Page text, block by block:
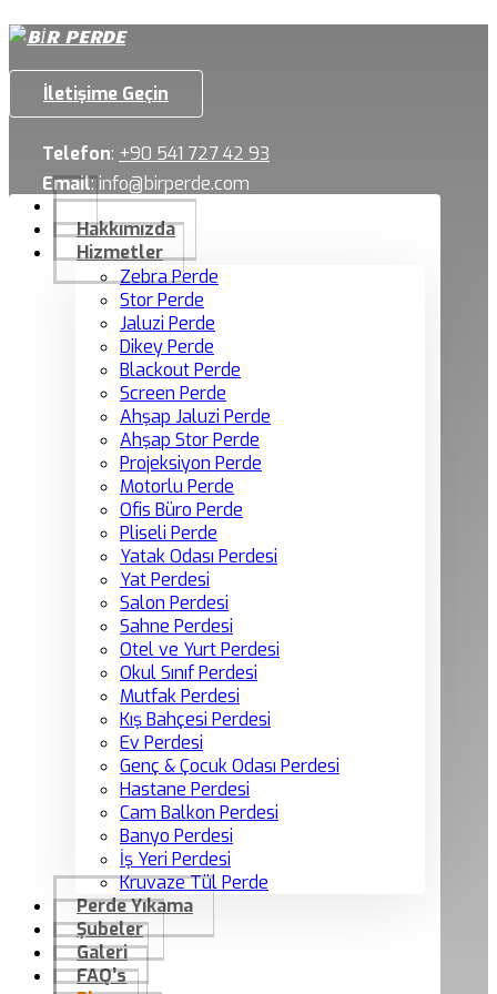
İletişime Geçin
Telefon: +90 541 727 42 93
Email:info@birperde.com
Hakkımızda
Hizmetler
Zebra Perde
Stor Perde
Jaluzi Perde
Dikey Perde
Blackout Perde
Screen Perde
Ahşap Jaluzi Perde
Ahşap Stor Perde
Projeksiyon Perde
Motorlu Perde
Ofis Büro Perde
Pliseli Perde
Yatak Odası Perdesi
Yat Perdesi
Salon Perdesi
Sahne Perdesi
Otel ve Yurt Perdesi
Okul Sınıf Perdesi
Mutfak Perdesi
Kış Bahçesi Perdesi
Ev Perdesi
Genç & Çocuk Odası Perdesi
Hastane Perdesi
Cam Balkon Perdesi
Banyo Perdesi
İş Yeri Perdesi
Kruvaze Tül Perde
Perde Yıkama
Şubeler
Galeri
FAQ’s